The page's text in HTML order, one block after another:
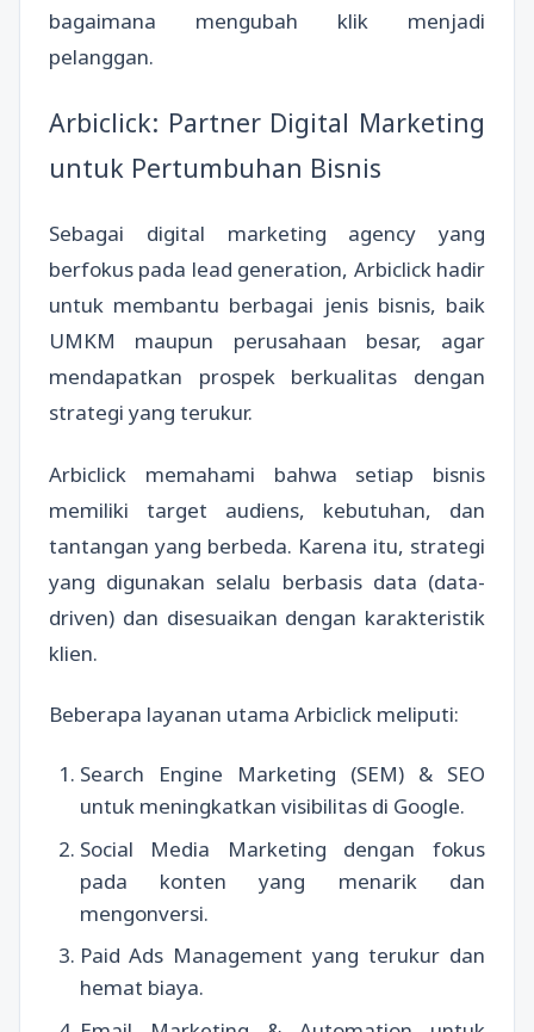
bagaimana mengubah klik menjadi
pelanggan.
Arbiclick: Partner Digital Marketing
untuk Pertumbuhan Bisnis
Sebagai digital marketing agency yang
berfokus pada lead generation, Arbiclick hadir
untuk membantu berbagai jenis bisnis, baik
UMKM maupun perusahaan besar, agar
mendapatkan prospek berkualitas dengan
strategi yang terukur.
Arbiclick memahami bahwa setiap bisnis
memiliki target audiens, kebutuhan, dan
tantangan yang berbeda. Karena itu, strategi
yang digunakan selalu berbasis data (data-
driven) dan disesuaikan dengan karakteristik
klien.
Beberapa layanan utama Arbiclick meliputi:
Search Engine Marketing (SEM) & SEO
untuk meningkatkan visibilitas di Google.
Social Media Marketing dengan fokus
pada konten yang menarik dan
mengonversi.
Paid Ads Management yang terukur dan
hemat biaya.